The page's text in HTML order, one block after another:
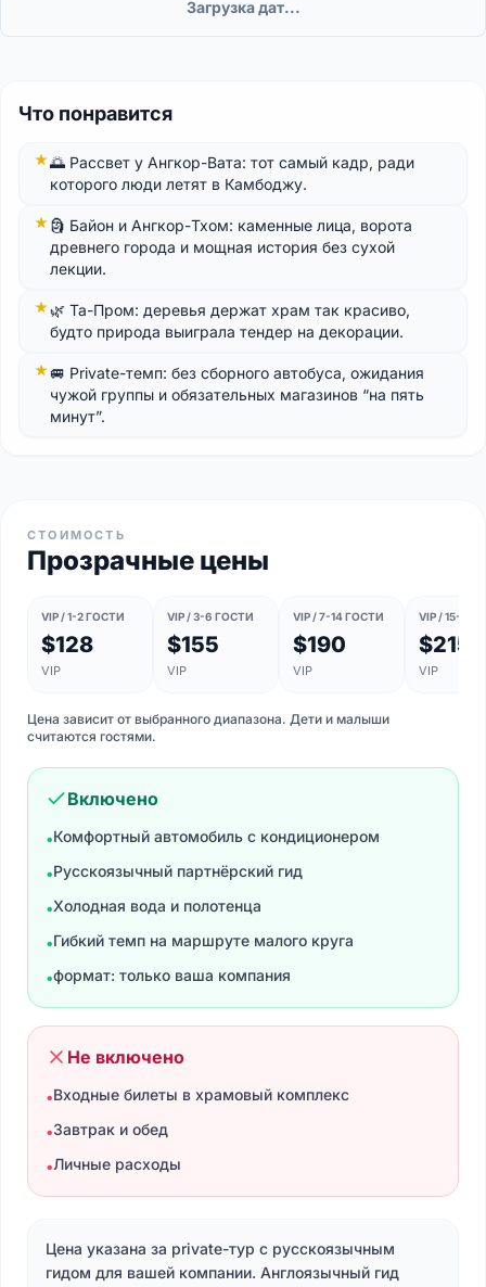
Загрузка дат...
Что понравится
🌅 Рассвет у Ангкор-Вата: тот самый кадр, ради
которого люди летят в Камбоджу.
🗿 Байон и Ангкор-Тхом: каменные лица, ворота
древнего города и мощная история без сухой
лекции.
🌿 Та-Пром: деревья держат храм так красиво,
будто природа выиграла тендер на декорации.
🚐 Private-темп: без сборного автобуса, ожидания
чужой группы и обязательных магазинов “на пять
минут”.
СТОИМОСТЬ
Прозрачные цены
VIP / 1-2 ГОСТИ
$128
VIP
VIP / 3-6 ГОСТИ
$155
VIP
VIP / 7-14 ГОСТИ
$190
VIP
VIP / 15-20
$215
VIP
Цена зависит от выбранного диапазона. Дети и малыши
считаются гостями.
Включено
•Комфортный автомобиль с кондиционером
•Русскоязычный партнёрский гид
•Холодная вода и полотенца
•Гибкий темп на маршруте малого круга
•формат: только ваша компания
Не включено
•Входные билеты в храмовый комплекс
•Завтрак и обед
•Личные расходы
Цена указана за private-тур с русскоязычным
гидом для вашей компании. Англоязычный гид